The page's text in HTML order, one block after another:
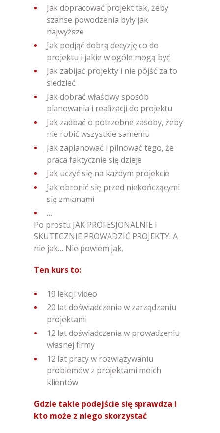
Jak dopracować projekt tak, żeby
szanse powodzenia były jak
najwyższe
Jak podjąć dobrą decyzję co do
projektu i jakie w ogóle mogą być
Jak zabijać projekty i nie pójść za to
siedzieć
Jak dobrać właściwy sposób
planowania i realizacji do projektu
Jak zadbać o potrzebne zasoby, żeby
nie robić wszystkie samemu
Jak zaplanować i pilnować tego, że
praca faktycznie się dzieje
Jak uczyć się na każdym projekcie
Jak obronić się przed niekończącymi
się zmianami
…
Po prostu JAK PROFESJONALNIE I
SKUTECZNIE PROWADZIĆ PROJEKTY. A
nie jak… Nie powiem jak.
Ten kurs to:
19 lekcji video
20 lat doświadczenia w zarządzaniu
projektami
12 lat doświadczenia w prowadzeniu
własnej firmy
12 lat pracy w rozwiązywaniu
problemów z projektami moich
klientów
Gdzie takie podejście się sprawdza i
kto może z niego skorzystać